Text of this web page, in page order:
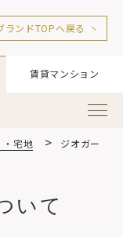
ランドTOPへ戻る
賃貸マンション
・宅地 ジオガーデ
いて